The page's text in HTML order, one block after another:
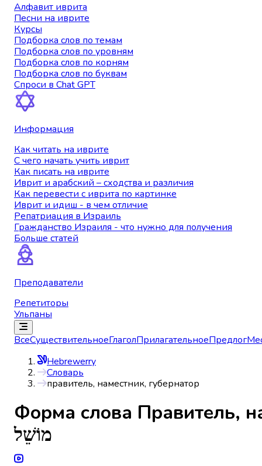
Алфавит иврита
Песни на иврите
Курсы
Подборка слов по темам
Подборка слов по уровням
Подборка слов по корням
Подборка слов по буквам
Спроси в Chat GPT
Информация
Как читать на иврите
С чего начать учить иврит
Как писать на иврите
Иврит и арабский – сходства и различия
Как перевести с иврита по картинке
Иврит и идиш - в чем отличие
Репатриация в Израиль
Гражданство Израиля - что нужно для получения
Больше статей
Преподаватели
Репетиторы
Ульпаны
ВсеСуществительноеГлаголПрилагательноеПредлог
Hebrewerry
Словарь
правитель, наместник, губернатор
Форма слова Правитель,
מוֹשֵׁל